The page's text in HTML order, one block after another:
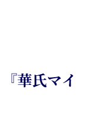
華氏マイ